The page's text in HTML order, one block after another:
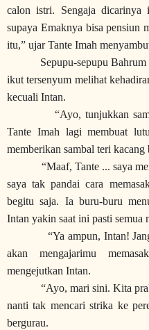
calon istri. Sengaja dicarinya
supaya Emaknya bisa pensiun
itu,” ujar Tante Imah
Sepupu-sepupu
ikut tersenyum melihat
kecuali Intan.
“Ayo, tunjukkan
Tante Imah lagi membuat
memberikan sambal teri kacang
“Maaf, Tante ... saya
saya tak pandai cara
begitu saja. Ia buru-buru
Intan yakin saat ini pasti semua
“Ya ampun, Intan!
akan mengajarimu
mengejutkan Intan.
“Ayo, mari sini. Kita
nanti tak mencari strika ke
bergurau.